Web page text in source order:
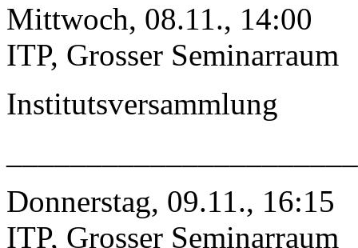
Mittwoch, 08.11., 14:00
ITP, Grosser Seminarraum
Institutsversammlung
Donnerstag, 09.11., 16:15
ITP, Grosser Seminarraum